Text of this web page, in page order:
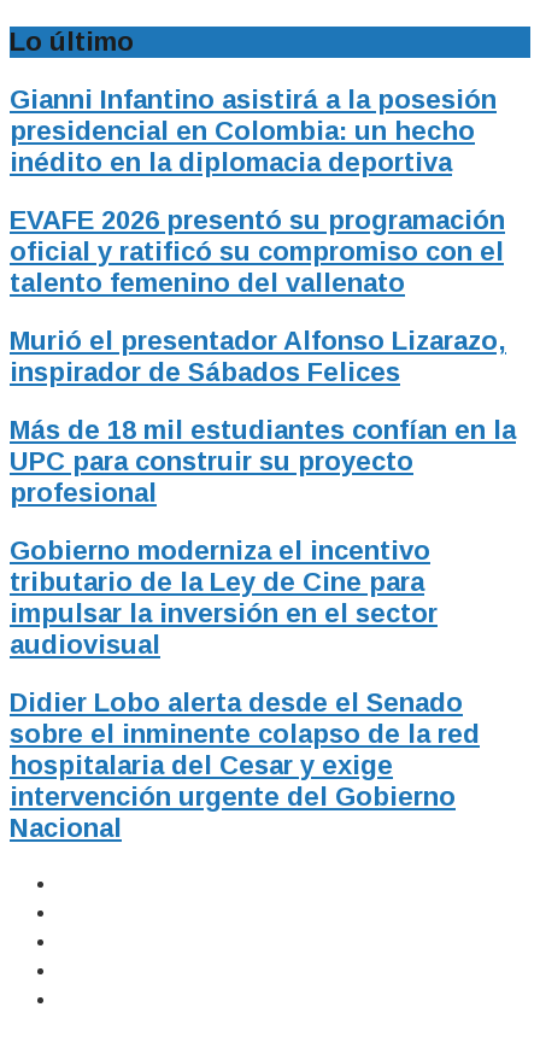
Lo último
Gianni Infantino asistirá a la posesión
presidencial en Colombia: un hecho
inédito en la diplomacia deportiva
EVAFE 2026 presentó su programación
oficial y ratificó su compromiso con el
talento femenino del vallenato
Murió el presentador Alfonso Lizarazo,
inspirador de Sábados Felices
Más de 18 mil estudiantes confían en la
UPC para construir su proyecto
profesional
Gobierno moderniza el incentivo
tributario de la Ley de Cine para
impulsar la inversión en el sector
audiovisual
Didier Lobo alerta desde el Senado
sobre el inminente colapso de la red
hospitalaria del Cesar y exige
intervención urgente del Gobierno
Nacional